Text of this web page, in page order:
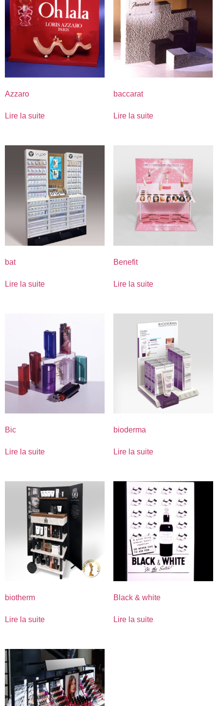
Azzaro
Lire la suite
baccarat
Lire la suite
bat
Lire la suite
Benefit
Lire la suite
Bic
Lire la suite
bioderma
Lire la suite
biotherm
Lire la suite
Black & white
Lire la suite